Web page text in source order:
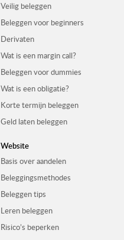
Veilig beleggen
Beleggen voor beginners
Derivaten
Wat is een margin call?
Beleggen voor dummies
Wat is een obligatie?
Korte termijn beleggen
Geld laten beleggen
Website
Basis over aandelen
Beleggingsmethodes
Beleggen tips
Leren beleggen
Risico’s beperken